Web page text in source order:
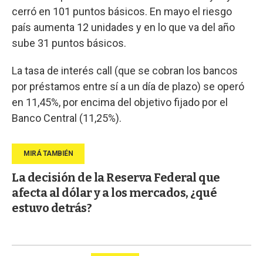
cerró en 101 puntos básicos. En mayo el riesgo
país aumenta 12 unidades y en lo que va del año
sube 31 puntos básicos.
La tasa de interés call (que se cobran los bancos
por préstamos entre sí a un día de plazo) se operó
en 11,45%, por encima del objetivo fijado por el
Banco Central (11,25%).
La decisión de la Reserva Federal que
afecta al dólar y a los mercados, ¿qué
estuvo detrás?